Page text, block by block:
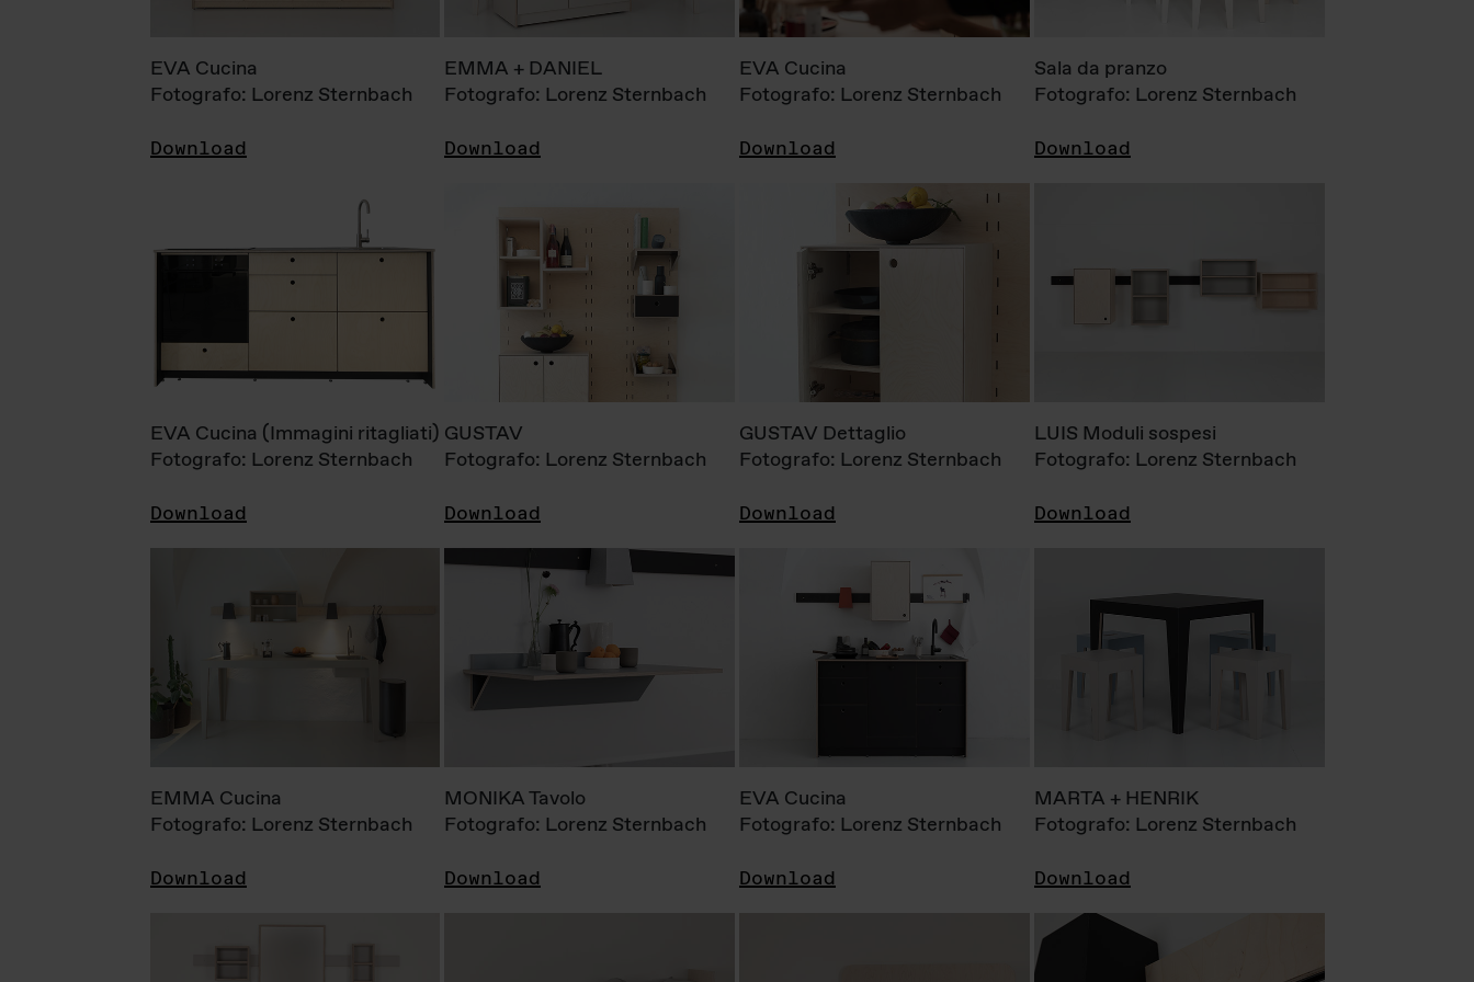
EVA Cucina
Fotografo: Lorenz Sternbach
Download
EMMA + DANIEL
Fotografo: Lorenz Sternbach
Download
EVA Cucina
Fotografo: Lorenz Sternbach
Download
Sala da pranzo
Fotografo: Lorenz Sternbach
Download
EVA Cucina (Immagini ritagliati)
Fotografo: Lorenz Sternbach
Download
GUSTAV
Fotografo: Lorenz Sternbach
Download
GUSTAV Dettaglio
Fotografo: Lorenz Sternbach
Download
LUIS Moduli sospesi
Fotografo: Lorenz Sternbach
Download
EMMA Cucina
Fotografo: Lorenz Sternbach
Download
MONIKA Tavolo
Fotografo: Lorenz Sternbach
Download
EVA Cucina
Fotografo: Lorenz Sternbach
Download
MARTA + HENRIK
Fotografo: Lorenz Sternbach
Download